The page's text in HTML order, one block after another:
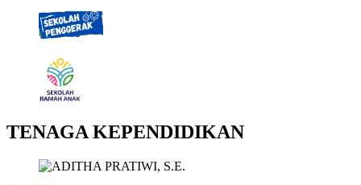
TENAGA KEPENDIDIKAN